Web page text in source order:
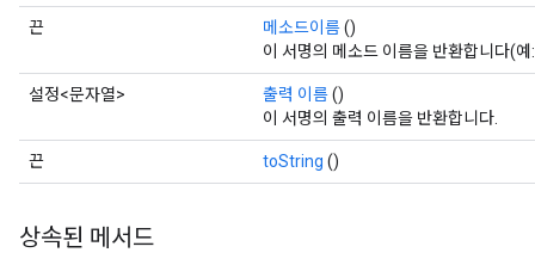
끈 메소드이름()
이 서명의 메소드 이름을 반환합니다(예:
설정<문자열> 출력 이름()
이 서명의 출력 이름을 반환합니다.
끈 toString ()
상속된 메서드